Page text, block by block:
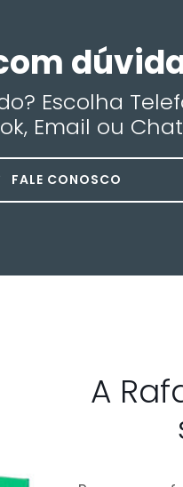
Escolha
Email ou
FALE CONOSCO
A